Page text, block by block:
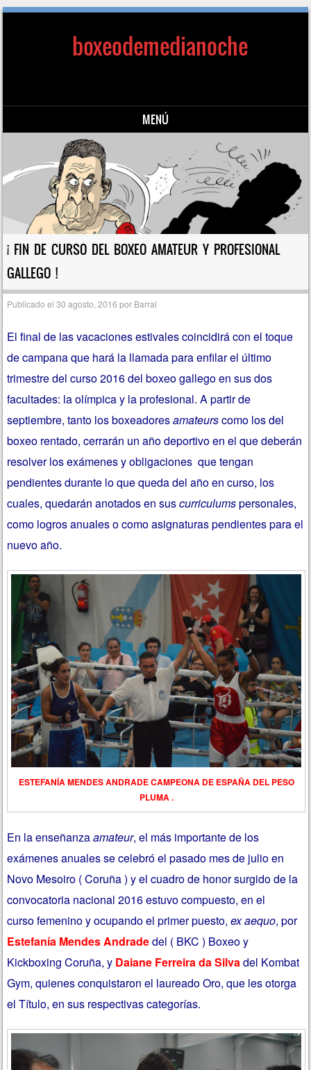
boxeodemedianoche
MENÚ
Saltar al contenido
¡ FIN DE CURSO DEL BOXEO AMATEUR Y PROFESIONAL
GALLEGO !
Publicado el30 agosto, 2016 por Barral
El final de las vacaciones estivales coincidirá con el toque
de campana que hará la llamada para enfilar el último
trimestre del curso 2016 del boxeo gallego en sus dos
facultades: la olímpica y la profesional. A partir de
septiembre, tanto los boxeadoresamateurscomo los del
boxeo rentado, cerrarán un año deportivo en el que deberán
resolver los exámenes y obligaciones que tengan
pendientes durante lo que queda del año en curso, los
cuales, quedarán anotados en suscurriculumspersonales,
como logros anuales o como asignaturas pendientes para el
nuevo año.
ESTEFANÍA MENDES ANDRADE CAMPEONA DE ESPAÑA DEL PESO
PLUMA .
En la enseñanzaamateur, el más importante de los
exámenes anuales se celebró el pasado mes de julio en
Novo Mesoiro ( Coruña ) y el cuadro de honor surgido de la
convocatoria nacional 2016 estuvo compuesto, en el
curso femenino y ocupando el primer puesto,ex aequo, por
Estefanía Mendes Andradedel ( BKC ) Boxeo y
Kickboxing Coruña, y Daiane Ferreira da Silvadel Kombat
Gym, quienes conquistaron el laureado Oro, que les otorga
el Título, en sus respectivas categorías.